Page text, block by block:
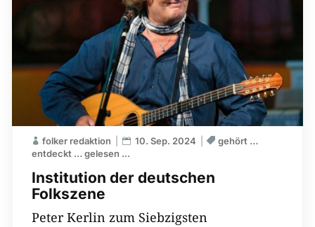
Institution der deutschen
Folkszene
folker redaktion 10. Sep. 2024
gehört …
entdeckt … gelesen ...
Peter Kerlin zum Siebzigsten